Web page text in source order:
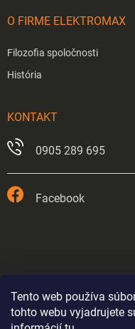
Tento web používa
tohto webu vyjadrujete
O FIRME ELEKTROMAX
Filozofia spoločnosti
História
KONTAKT
0905 289 695
Facebook